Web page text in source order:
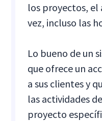
los proyectos, el
vez, incluso las
Lo bueno de un
que ofrece un
a sus clientes y
las actividades
proyecto